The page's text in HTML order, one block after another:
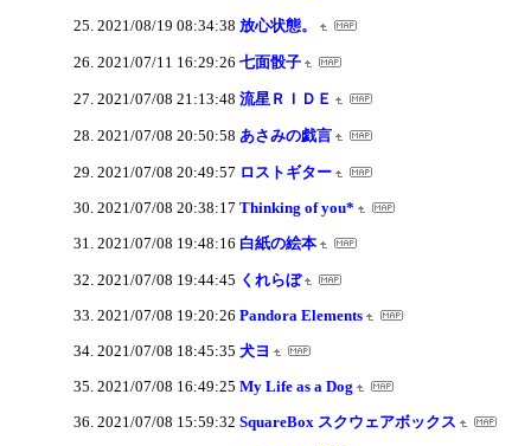
2021/08/19 08:34:38 放心状態。
2021/07/11 16:29:26 七面骰子
2021/07/08 21:13:48 流星ＲＩＤＥ
2021/07/08 20:50:58 あさみの戯言
2021/07/08 20:49:57 ロストギター
2021/07/08 20:38:17 Thinking of you*
2021/07/08 19:48:16 白紙の絵本
2021/07/08 19:44:45 くれらぼ
2021/07/08 19:20:26 Pandora Elements
2021/07/08 18:45:35 犬ヨ
2021/07/08 16:49:25 My Life as a Dog
2021/07/08 15:59:32 SquareBox スクウェアボックス